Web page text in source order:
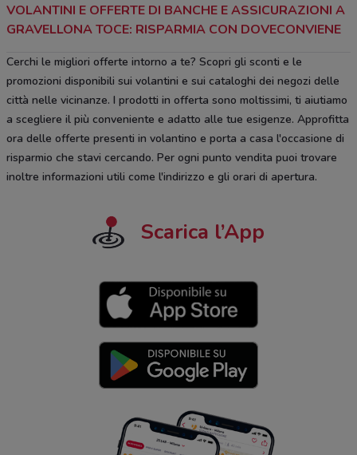
VOLANTINI E OFFERTE DI BANCHE E ASSICURAZIONI A
GRAVELLONA TOCE: RISPARMIA CON DOVECONVIENE
Cerchi le migliori offerte intorno a te? Scopri gli sconti e le
promozioni disponibili sui volantini e sui cataloghi dei negozi delle
città nelle vicinanze. I prodotti in offerta sono moltissimi, ti aiutiamo
a scegliere il più conveniente e adatto alle tue esigenze. Approfitta
ora delle offerte presenti in volantino e porta a casa l'occasione di
risparmio che stavi cercando. Per ogni punto vendita puoi trovare
inoltre informazioni utili come l'indirizzo e gli orari di apertura.
Scarica l’App